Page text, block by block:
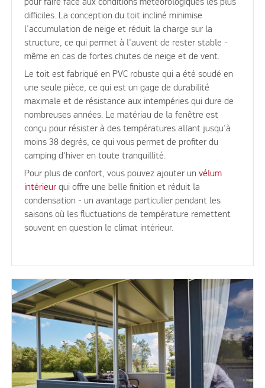
pour faire face aux conditions météorologiques les plus
difficiles. La conception du toit incliné minimise
l'accumulation de neige et réduit la charge sur la
structure, ce qui permet à l'auvent de rester stable -
même en cas de fortes chutes de neige et de vent.
Le toit est fabriqué en PVC robuste qui a été soudé en
une seule pièce, ce qui est un gage de durabilité
maximale et de résistance aux intempéries qui dure de
nombreuses années. Le matériau de la fenêtre est
conçu pour résister à des températures allant jusqu'à
moins 38 degrés, ce qui vous permet de profiter du
camping d'hiver en toute tranquillité.
Pour plus de confort, vous pouvez ajouter un vélum
intérieurqui offre une belle finition et réduit la
condensation - un avantage particulier pendant les
saisons où les fluctuations de température remettent
souvent en question le climat intérieur.